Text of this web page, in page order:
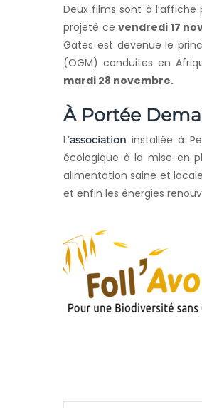
Deux films sont à l’affiche
projeté cevendredi 17
Gates est devenue le
(OGM) conduites en
mardi 28 novembre.
À Portée
L’association installée à
écologique à la mise en
alimentation saine et
et enfin les énergies